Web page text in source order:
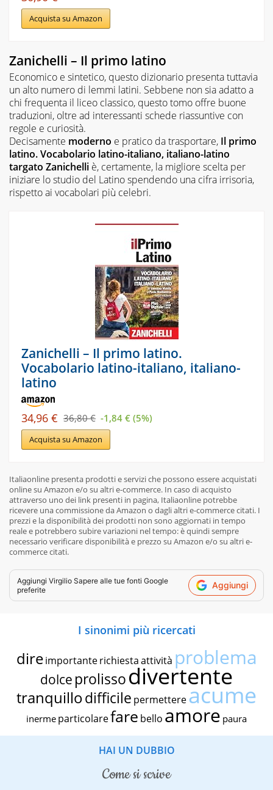
Acquista su Amazon
Zanichelli – Il primo latino
Economico e sintetico, questo dizionario presenta tuttavia
un alto numero di lemmi latini. Sebbene non sia adatto a
chi frequenta il liceo classico, questo tomo offre buone
traduzioni, oltre ad interessanti schede riassuntive con
regole e curiosità.
Decisamente moderno e pratico da trasportare, Il primo
latino. Vocabolario latino-italiano, italiano-latino
targato Zanichelli è, certamente, la migliore scelta per
iniziare lo studio del Latino spendendo una cifra irrisoria,
rispetto ai vocabolari più celebri.
Zanichelli – Il primo latino.
Vocabolario latino-italiano, italiano-
latino
34,96 € 36,80 € -1,84 € (5%)
Acquista su Amazon
Italiaonline presenta prodotti e servizi che possono essere acquistati
online su Amazon e/o su altri e-commerce. In caso di acquisto
attraverso uno dei link presenti in pagina, Italiaonline potrebbe
ricevere una commissione da Amazon o dagli altri e-commerce citati. I
prezzi e la disponibilità dei prodotti non sono aggiornati in tempo
reale e potrebbero subire variazioni nel tempo: è quindi sempre
necessario verificare disponibilità e prezzo su Amazon e/o su altri e-
commerce citati.
Aggiungi Virgilio Sapere alle tue fonti Google
preferite
Aggiungi
I sinonimi più ricercati
dire importante richiestaattività problema
dolce prolissodivertente
tranquillodifficile permettereacume
inerme particolarefare bello amore paura
HAI UN DUBBIO
come si scrive